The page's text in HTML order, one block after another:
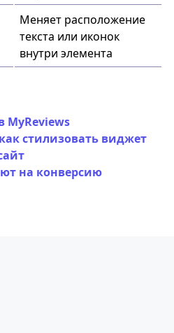
Меняет расположение
текста или иконок
внутри элемента
MyReviews
стилизовать виджет
на конверсию